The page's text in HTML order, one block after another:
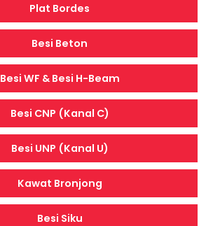
Plat Bordes
Besi Beton
Besi WF & Besi H-Beam
Besi CNP (Kanal C)
Besi UNP (Kanal U)
Kawat Bronjong
Besi Siku